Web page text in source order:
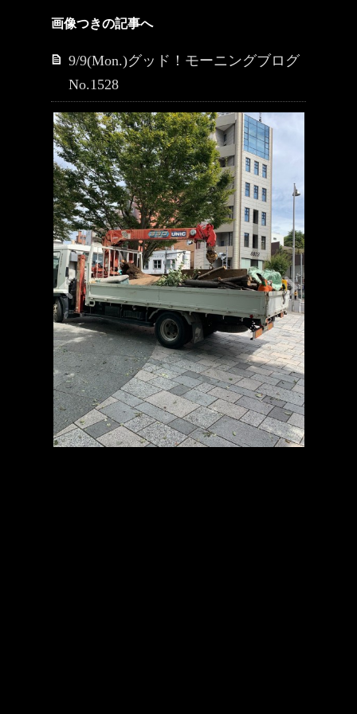
画像つきの記事へ
9/9(Mon.)グッド！モーニングブログ
No.1528